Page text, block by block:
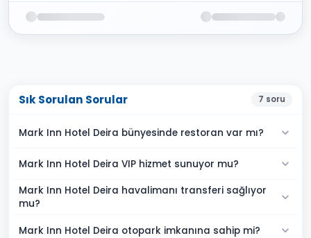
Sık Sorulan Sorular 7 soru
Mark Inn Hotel Deira bünyesinde restoran var mı?
Mark Inn Hotel Deira VIP hizmet sunuyor mu?
Mark Inn Hotel Deira havalimanı transferi sağlıyor
mu?
Mark Inn Hotel Deira otopark imkanına sahip mi?